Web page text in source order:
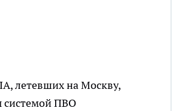
летевших на Москву,
системой ПВО